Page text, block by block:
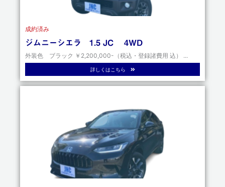
成約済み
ジムニーシエラ 1.5 JC 4WD
外装色 ブラック ￥2,200,000-（税込・登録諸費用 込） ...
詳しくはこちら